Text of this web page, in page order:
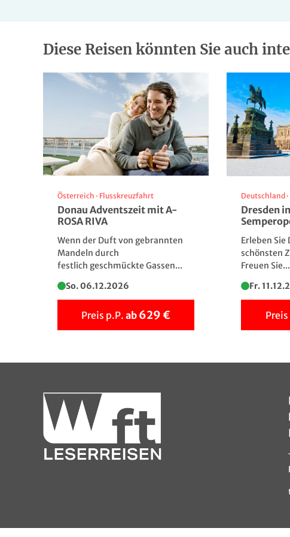
Diese Reisen könnten Sie auch
Österreich · Flusskreuzfahrt
Donau Adventszeit mit A-
ROSA RIVA
Wenn der Duft von gebrannten
Mandeln durch
festlich geschmückte Gassen...
So. 06.12.2026
Preis p.P. ab 629 €
Deutschland ·
Dresden
Erleben Sie
schönsten
Freuen Sie...
Fr.